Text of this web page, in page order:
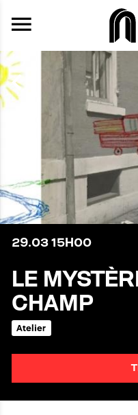
Aller au
29.0315H00
LE
CHAMP
Atelier